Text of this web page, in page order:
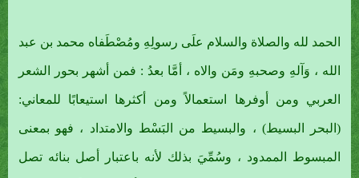
الحمد لله والصلاة والسلام علَى رسولِهِ ومُصْطَفاه محمد بن عبد
الله ، وَآلهِ وصحبهِ ومَن والاه ، أمَّا بعدُ : فمن أشهر بحور الشعر
العربي ومن أوفرها استعمالاً ومن أكثرها استيعابًا للمعاني:
(البحر البسيط) ، والبسيط من البَسْط والامتداد ، فهو بمعنى
المبسوط الممدود ، وسُمِّيَ بذلك لأنه باعتبار أصل بنائه تصل